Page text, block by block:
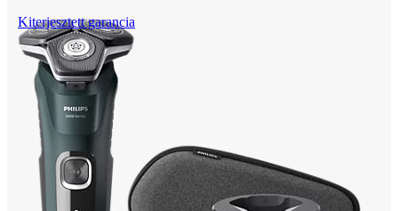
Kiterjesztett garancia